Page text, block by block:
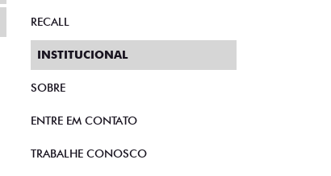
RECALL
INSTITUCIONAL
SOBRE
ENTRE EM CONTATO
TRABALHE CONOSCO